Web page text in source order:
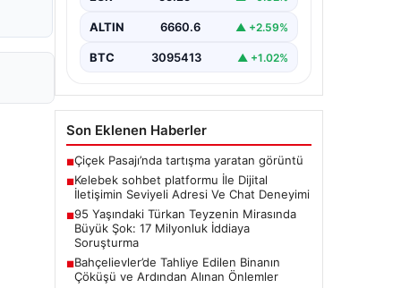
kaliteli bir biçimde irtibat kurması
Günümüzde pek…
ALTIN 6660.6 ▲ +2.59%
BTC 3095413 ▲ +1.02%
Son Eklenen Haberler
■Çiçek Pasajı’nda tartışma yaratan görüntü
■Kelebek sohbet platformu İle Dijital
İletişimin Seviyeli Adresi Ve Chat Deneyimi
■95 Yaşındaki Türkan Teyzenin Mirasında
Büyük Şok: 17 Milyonluk İddiaya
Soruşturma
■Bahçelievler’de Tahliye Edilen Binanın
Çöküşü ve Ardından Alınan Önlemler